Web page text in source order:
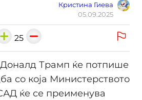
Кристина Гиева
05.09.2025
25
Доналд Трамп ќе потпише
со која Министерството
ќе се преименува